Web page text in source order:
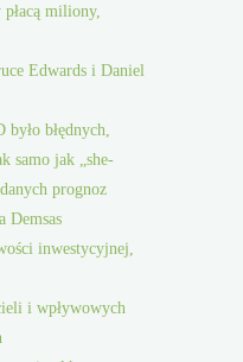
miliony,
Edwards i Daniel
błędnych,
samo jak „she-
prognoz
Demsas
inwestycyjnej,
i wpływowych